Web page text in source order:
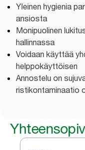
Yleinen hygienia
ansiosta
Monipuolinen
hallinnassa
Voidaan käyttää
helppokäyttöisen
Annostelu on
ristikontaminaatio